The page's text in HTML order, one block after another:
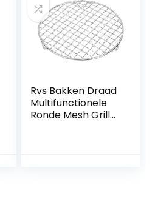
Rvs Bakken Draad
Multifunctionele
Ronde Mesh Grill